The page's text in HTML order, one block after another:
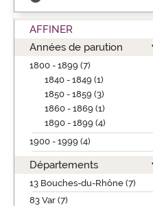
AFFINER
Années de parution
1800 - 1899 (7)
1840 - 1849 (1)
1850 - 1859 (3)
1860 - 1869 (1)
1890 - 1899 (4)
1900 - 1999 (4)
Départements
13 Bouches-du-Rhône (7)
83 Var (7)